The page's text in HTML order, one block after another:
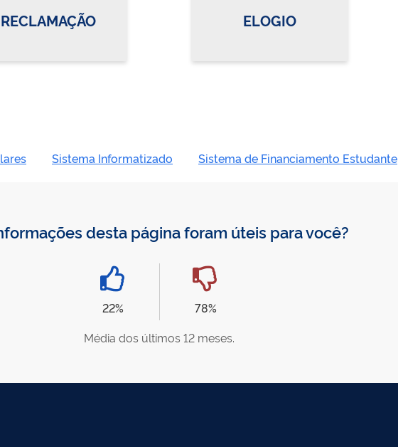
RECLAMAÇÃO ELOGIO
Sistema Informatizado Sistema de Financiamento Estudante
desta página foram úteis para você?
22%
78%
Média dos últimos 12 meses.